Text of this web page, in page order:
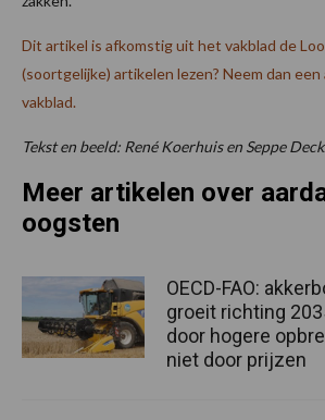
Dit artikel is afkomstig uit het vakblad de
(soortgelijke) artikelen lezen? Neem dan
vakblad.
Tekst en beeld: René Koerhuis en Seppe
Meer artikelen over
oogsten
OECD-FAO:
groeit richting
door hogere
niet door prijzen